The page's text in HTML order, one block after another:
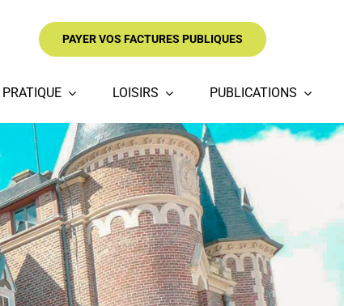
PAYER VOS FACTURES PUBLIQUES
PRATIQUE LOISIRS PUBLICATIONS